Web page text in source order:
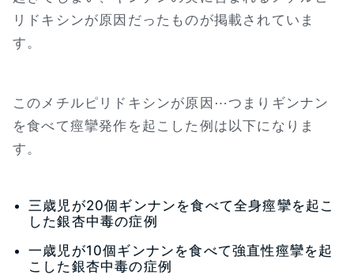
リドキシンが原因だったものが掲載されていま
す。
このメチルピリドキシンが原因⋯つまりギンナン
を食べて痙攣発作を起こした例は以下になりま
す。
三歳児が20個ギンナンを食べて全身痙攣を起こ
した銀杏中毒の症例
一歳児が10個ギンナンを食べて強直性痙攣を起
こした銀杏中毒の症例